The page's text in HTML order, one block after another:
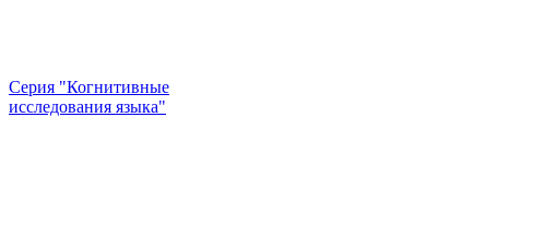
Серия "Когнитивные
исследования языка"